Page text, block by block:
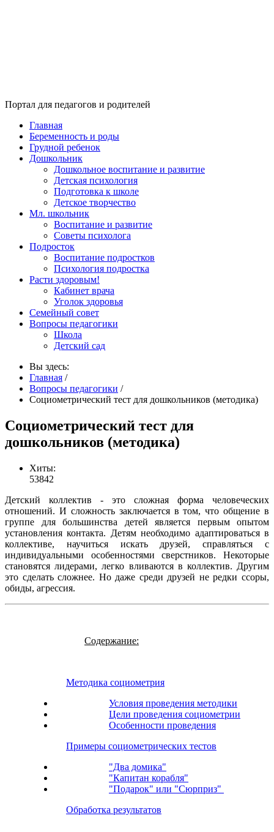
Портал для педагогов и родителей
Главная
Беременность и роды
Грудной ребенок
Дошкольник
Дошкольное воспитание и развитие
Детская психология
Подготовка к школе
Детское творчество
Мл. школьник
Воспитание и развитие
Советы психолога
Подросток
Воспитание подростков
Психология подростка
Расти здоровым!
Кабинет врача
Уголок здоровья
Семейный совет
Вопросы педагогики
Школа
Детский сад
Вы здесь:
Главная /
Вопросы педагогики /
Социометрический тест для дошкольников (методика)
Социометрический тест для
дошкольников (методика)
Хиты:
53842
Детский коллектив - это сложная форма человеческих
отношений. И сложность заключается в том, что общение в
группе для большинства детей является первым опытом
установления контакта. Детям необходимо адаптироваться в
коллективе, научиться искать друзей, справляться с
индивидуальными особенностями сверстников. Некоторые
становятся лидерами, легко вливаются в коллектив. Другим
это сделать сложнее. Но даже среди друзей не редки ссоры,
обиды, агрессия.
Содержание:
Методика социометрия
Условия проведения методики
Цели проведения социометрии
Особенности проведения
Примеры социометрических тестов
"Два домика"
"Капитан корабля"
"Подарок" или "Сюрприз"
Обработка результатов